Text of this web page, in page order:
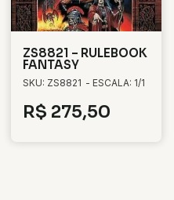
ZS8821 – RULEBOOK
FANTASY
SKU: ZS8821 - ESCALA: 1/1
R$ 275,50